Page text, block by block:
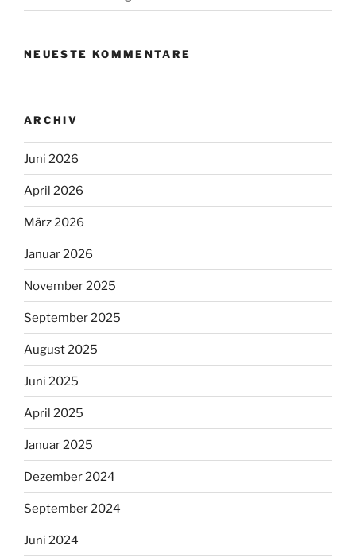
NEUESTE KOMMENTARE
ARCHIV
Juni 2026
April 2026
März 2026
Januar 2026
November 2025
September 2025
August 2025
Juni 2025
April 2025
Januar 2025
Dezember 2024
September 2024
Juni 2024